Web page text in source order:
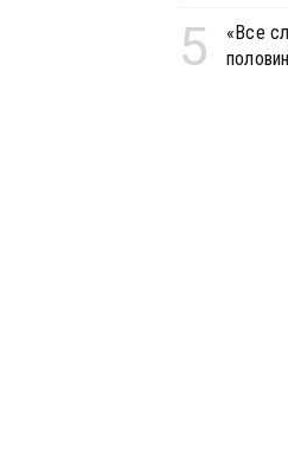
5
«Все